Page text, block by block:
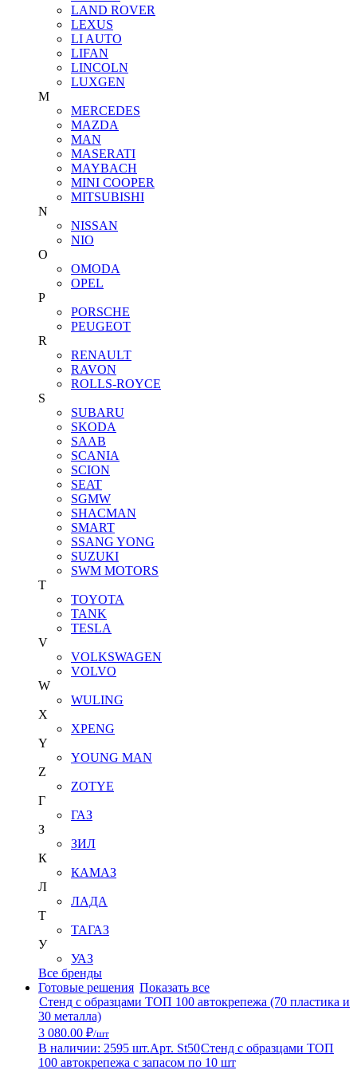
LAND ROVER
LEXUS
LI AUTO
LIFAN
LINCOLN
LUXGEN
M
MERCEDES
MAZDA
MAN
MASERATI
MAYBACH
MINI COOPER
MITSUBISHI
N
NISSAN
NIO
O
OMODA
OPEL
P
PORSCHE
PEUGEOT
R
RENAULT
RAVON
ROLLS-ROYCE
S
SUBARU
SKODA
SAAB
SCANIA
SCION
SEAT
SGMW
SHACMAN
SMART
SSANG YONG
SUZUKI
SWM MOTORS
T
TOYOTA
TANK
TESLA
V
VOLKSWAGEN
VOLVO
W
WULING
X
XPENG
Y
YOUNG MAN
Z
ZOTYE
Г
ГАЗ
З
ЗИЛ
К
КАМАЗ
Л
ЛАДА
Т
ТАГАЗ
У
УАЗ
Все бренды
Готовые решения Показать все
Стенд с образцами ТОП 100 автокрепежа (70 пластика и
30 металла)
3 080.00 ₽/шт
В наличии: 2595 шт.Арт. St50Стенд с образцами ТОП
100 автокрепежа с запасом по 10 шт